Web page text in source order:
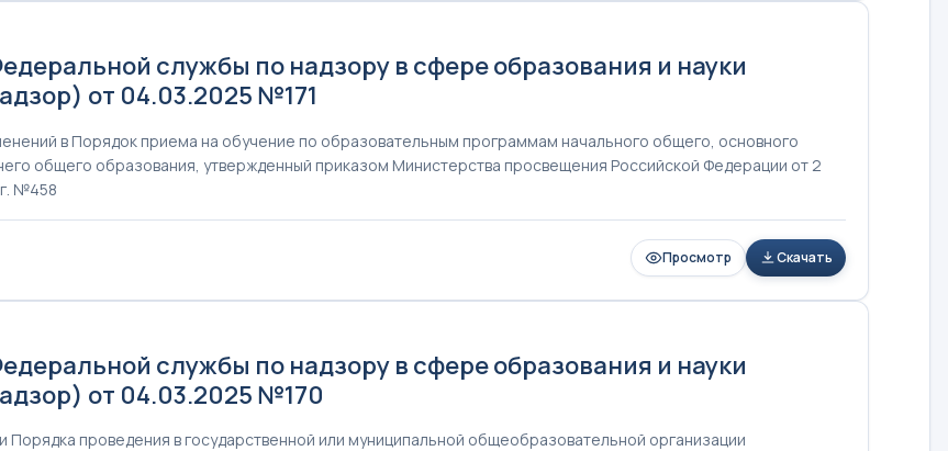
службы по надзору в сфере образования и науки
от 04.03.2025 №171
в Порядок приема на обучение по образовательным программам начального общего, основного
общего образования, утвержденный приказом Министерства просвещения Российской Федерации от 2
№458
Просмотр Скачать
службы по надзору в сфере образования и науки
от 04.03.2025 №170
Порядка проведения в государственной или муниципальной общеобразовательной организации